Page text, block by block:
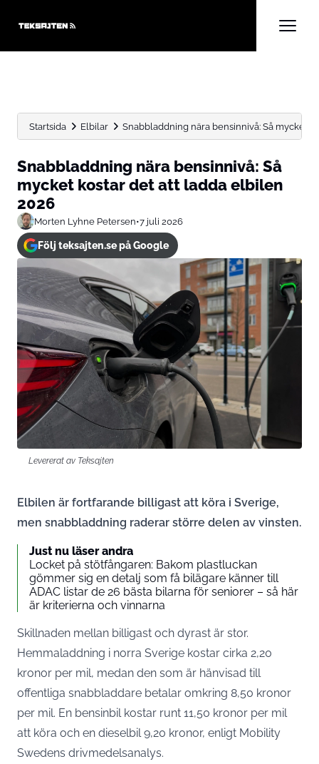
Startsida Elbilar Snabbladdning nära bensinnivå: Så mycket
Snabbladdning nära bensinnivå: Så
mycket kostar det att ladda elbilen
2026
Morten Lyhne Petersen•7 juli 2026
Följ teksajten.se på Google
Levererat av Teksajten
Elbilen är fortfarande billigast att köra i Sverige,
men snabbladdning raderar större delen av vinsten.
Just nu läser andra
Locket på stötfångaren: Bakom plastluckan
gömmer sig en detalj som få bilägare känner till
ADAC listar de 26 bästa bilarna för seniorer – så här
är kriterierna och vinnarna
Skillnaden mellan billigast och dyrast är stor.
Hemmaladdning i norra Sverige kostar cirka 2,20
kronor per mil, medan den som är hänvisad till
offentliga snabbladdare betalar omkring 8,50 kronor
per mil. En bensinbil kostar runt 11,50 kronor per mil
att köra och en dieselbil 9,20 kronor, enligt Mobility
Swedens drivmedelsanalys.